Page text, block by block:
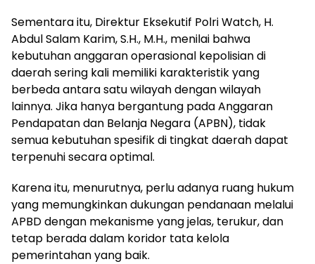
Sementara itu, Direktur Eksekutif Polri Watch, H.
Abdul Salam Karim, S.H., M.H., menilai bahwa
kebutuhan anggaran operasional kepolisian di
daerah sering kali memiliki karakteristik yang
berbeda antara satu wilayah dengan wilayah
lainnya. Jika hanya bergantung pada Anggaran
Pendapatan dan Belanja Negara (APBN), tidak
semua kebutuhan spesifik di tingkat daerah dapat
terpenuhi secara optimal.
Karena itu, menurutnya, perlu adanya ruang hukum
yang memungkinkan dukungan pendanaan melalui
APBD dengan mekanisme yang jelas, terukur, dan
tetap berada dalam koridor tata kelola
pemerintahan yang baik.